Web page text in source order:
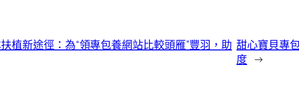
植新途徑：為“領專包養網站比較頭雁”豐羽，助 甜心寶貝專
度 →